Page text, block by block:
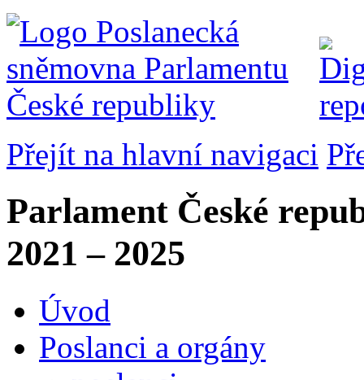
Přejít na hlavní navigaci
Parlament České
2021 – 2025
Úvod
Poslanci a orgány